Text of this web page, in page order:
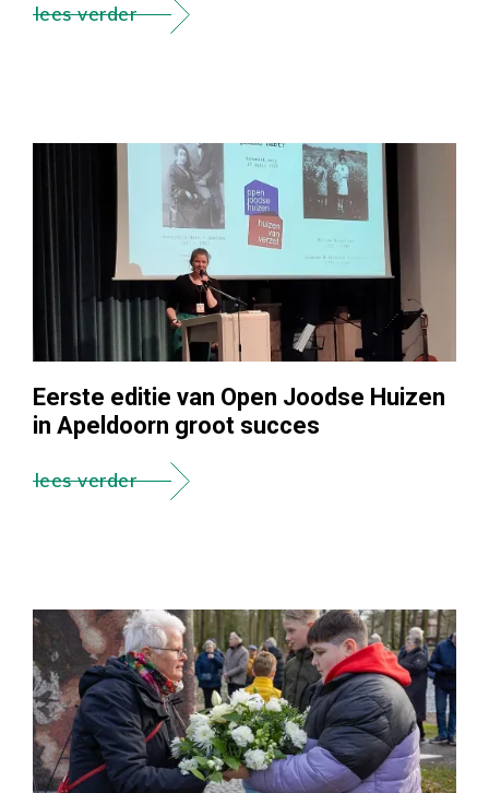
lees verder
Eerste editie van Open Joodse Huizen
in Apeldoorn groot succes
lees verder